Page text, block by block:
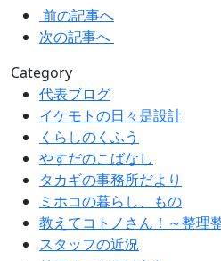
前の記事へ
次の記事へ
Category
代表ブログ
イケモトの日々是設計
くらしのくふう
やすだのこばなし
タカギの事務所だより
ミホコの暮らし、もの
教えてコトノさん！～整理
スタッフの近況